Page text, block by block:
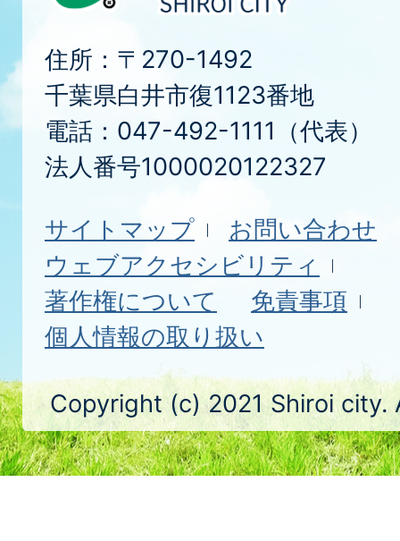
住所：〒270-1492
千葉県白井市復1123番地
電話：047-492-1111（代表）
法人番号1000020122327
サイトマップ
お問い合わせ
ウェブアクセシビリティ
著作権について
免責事項
個人情報の取り扱い
Copyright (c) 2021 Shiroi city.